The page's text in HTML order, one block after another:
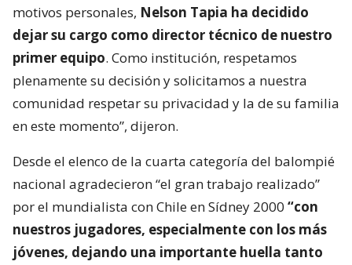
motivos personales, Nelson Tapia ha decidido
dejar su cargo como director técnico de nuestro
primer equipo. Como institución, respetamos
plenamente su decisión y solicitamos a nuestra
comunidad respetar su privacidad y la de su familia
en este momento”, dijeron.
Desde el elenco de la cuarta categoría del balompié
nacional agradecieron “el gran trabajo realizado”
por el mundialista con Chile en Sídney 2000 “con
nuestros jugadores, especialmente con los más
jóvenes, dejando una importante huella tanto